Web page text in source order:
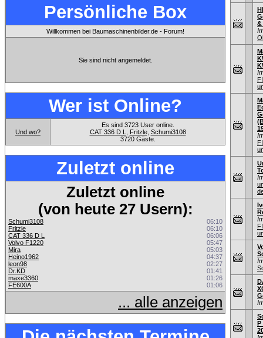
Persönliche Box
Willkommen bei Baumaschinenbilder.de - Forum!
Sie sind nicht angemeldet.
Wer ist Online?
Und wo?
Es sind 3723 User online.
CAT 336 D L
Fritzle, Schumi3108
3720 Gäste.
Zuletzt online
Zuletzt online
(von heute 27 Usern):
Schumi3108
06:10
Fritzle
06:10
CAT 336 D L
06:06
Volvo F1220
05:47
Mira
05:03
Heino1962
04:37
leon98
02:27
Dr.KD
01:41
maxe3360
01:26
FE600A
01:06
... alle anzeigen
&
P